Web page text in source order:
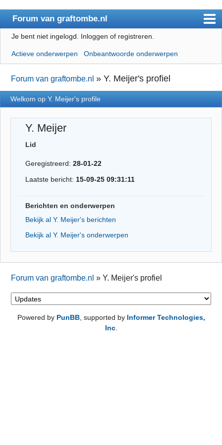
Forum van graftombe.nl
Index
Gebruikerslijst
Regels
Zoeken
Registreren
Inloggen
Je bent niet ingelogd. Inloggen of registreren.
Actieve onderwerpen Onbeantwoorde onderwerpen
Forum van graftombe.nl »Y. Meijer's profiel
Welkom op Y. Meijer's profile
Y. Meijer
Lid
Geregistreerd:28-01-22
Laatste bericht: 15-09-25 09:31:11
Berichten en onderwerpen
Bekijk al Y. Meijer's berichten
Bekijk al Y. Meijer's onderwerpen
Forum van graftombe.nl »Y. Meijer's profiel
Powered by PunBB, supported by Informer Technologies,
Inc.